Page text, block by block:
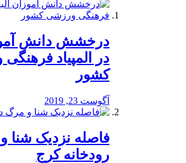
درخشش دانش
در المپیاد
کشور
آگوست 23, 2019
️فاصله نزدیک شنا
رودخانه کرج